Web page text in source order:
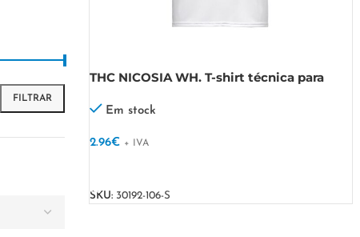
FILTRAR
THC NICOSIA WH. T-shirt técnica para
Em stock
2.96€ + IVA
SKU: 30192-106-S